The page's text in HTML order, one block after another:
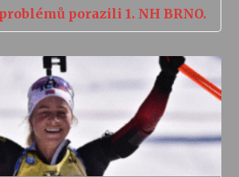
porazili 1. NH BRNO.